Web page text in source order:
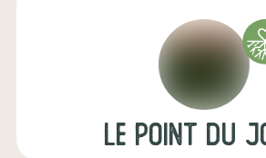
Le Point du